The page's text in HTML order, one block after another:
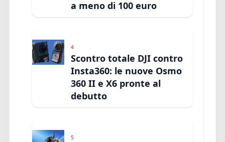
a meno di 100 euro
4
Scontro totale DJI contro
Insta360: le nuove Osmo
360 II e X6 pronte al
debutto
5